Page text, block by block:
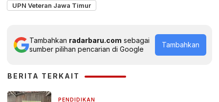
UPN Veteran Jawa Timur
Tambahkan radarbaru.com sebagai
sumber pilihan pencarian di Google
Tambahkan
BERITA TERKAIT
PENDIDIKAN